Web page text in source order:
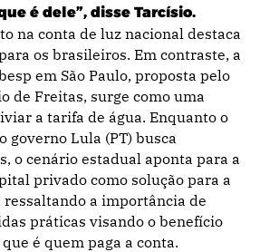
é dele”, disse Tarcísio.
na conta de luz nacional destaca
os brasileiros. Em contraste, a
em São Paulo, proposta pelo
de Freitas, surge como uma
a tarifa de água. Enquanto o
governo Lula (PT) busca
o cenário estadual aponta para a
privado como solução para a
ressaltando a importância de
práticas visando o benefício
é quem paga a conta.